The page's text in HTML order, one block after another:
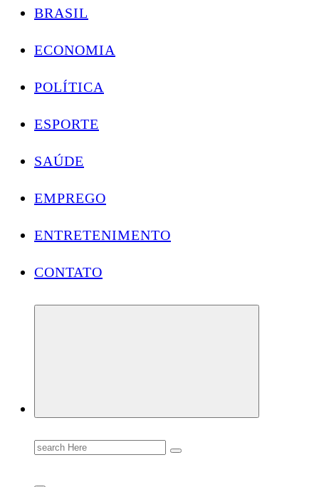
BRASIL
ECONOMIA
POLÍTICA
ESPORTE
SAÚDE
EMPREGO
ENTRETENIMENTO
CONTATO
Search
for: